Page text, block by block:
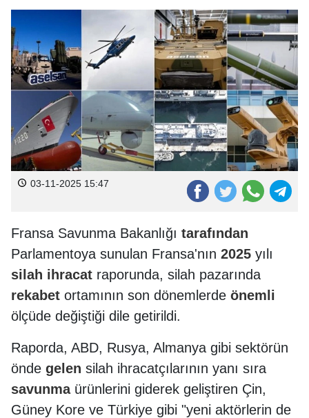
03-11-2025 15:47
Fransa Savunma Bakanlığı tarafından
Parlamentoya sunulan Fransa'nın 2025 yılı
silah ihracat raporunda, silah pazarında
rekabet ortamının son dönemlerde önemli
ölçüde değiştiği dile getirildi.
Raporda, ABD, Rusya, Almanya gibi sektörün
önde gelen silah ihracatçılarının yanı sıra
savunmaürünlerini giderek geliştiren Çin,
Güney Kore ve Türkiye gibi "yeni aktörlerin de